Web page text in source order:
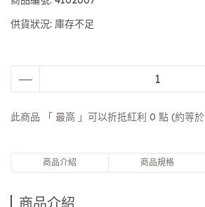
供貨狀況: 庫存不足
此商品 「 最高 」可以折抵紅利 0 點 (約等於
商品介紹 商品規格
商品介紹